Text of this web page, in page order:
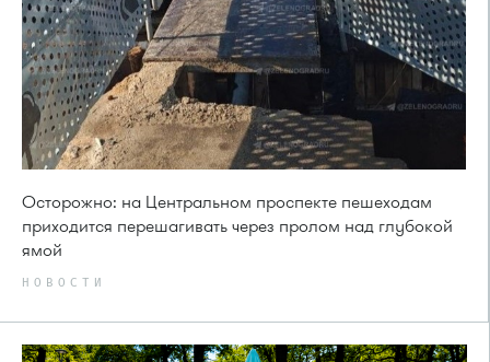
Осторожно: на Центральном проспекте пешеходам
приходится перешагивать через пролом над глубокой
ямой
НОВОСТИ